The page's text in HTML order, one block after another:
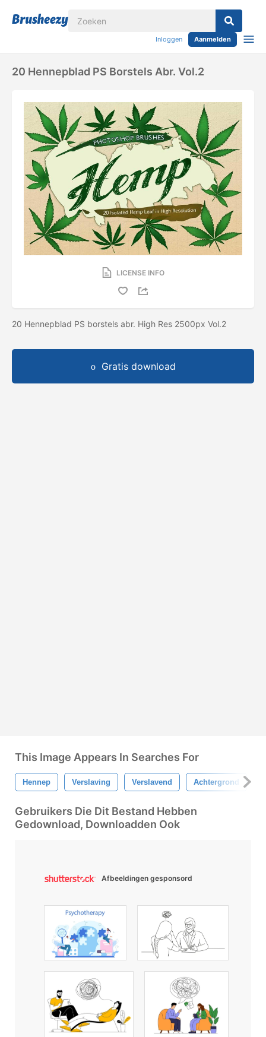
Inloggen Aanmelden
20 Hennepblad PS Borstels Abr. Vol.2
LICENSE INFO
20 Hennepblad PS borstels abr. High Res 2500px Vol.2
Gratis download
This Image Appears In Searches For
Hennep Verslaving Verslavend Achtergrond
Gebruikers Die Dit Bestand Hebben
Gedownload, Downloadden Ook
Afbeeldingen gesponsord